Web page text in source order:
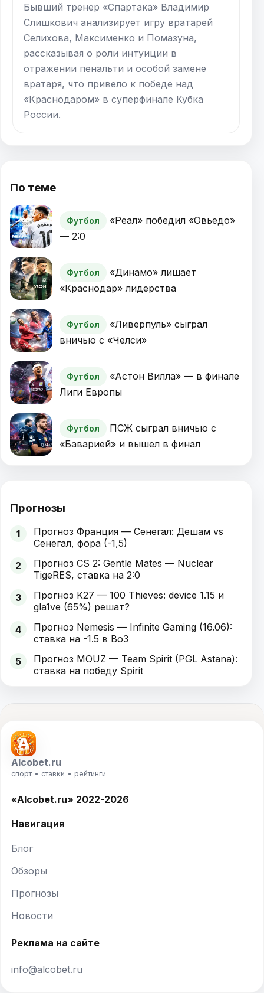
Бывший тренер «Спартака» Владимир
Слишкович анализирует игру вратарей
Селихова, Максименко и Помазуна,
рассказывая о роли интуиции в
отражении пенальти и особой замене
вратаря, что привело к победе над
«Краснодаром» в суперфинале Кубка
России.
По теме
Футбол
«Реал» победил «Овьедо»
— 2:0
Футбол
«Динамо» лишает
«Краснодар» лидерства
Футбол
«Ливерпуль» сыграл
вничью с «Челси»
Футбол
«Астон Вилла» — в финале
Лиги Европы
Футбол
ПСЖ сыграл вничью с
«Баварией» и вышел в финал
Прогнозы
1
Прогноз Франция — Сенегал: Дешам vs
Сенегал, фора (-1,5)
2
Прогноз CS 2: Gentle Mates — Nuclear
TigeRES, ставка на 2:0
3
Прогноз K27 — 100 Thieves: device 1.15 и
gla1ve (65%) решат?
4
Прогноз Nemesis — Infinite Gaming (16.06):
ставка на -1.5 в Bo3
5
Прогноз MOUZ — Team Spirit (PGL Astana):
ставка на победу Spirit
Alcobet.ru
спорт • ставки • рейтинги
«Alcobet.ru» 2022-2026
Навигация
Блог
Обзоры
Прогнозы
Новости
Реклама на сайте
info@alcobet.ru